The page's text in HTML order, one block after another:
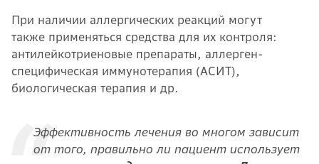
При наличии аллергических реакций могут
также применяться средства для их контроля:
антилейкотриеновые препараты, аллерген-
специфическая иммунотерапия (АСИТ),
биологическая терапия и др.
Эффективность лечения во многом зависит
от того, правильно ли пациент использует